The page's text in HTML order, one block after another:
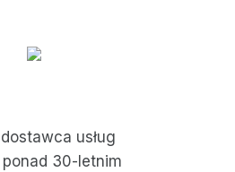
usług
30-letnim